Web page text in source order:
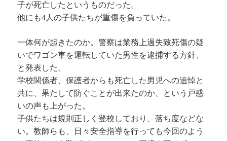
子が死亡したというものだった。
他にも4人の子供たちが重傷を負っていた。
一体何が起きたのか。警察は業務上過失致死傷の疑
いでワゴン車を運転していた男性を逮捕する方針、
と発表した。
学校関係者、保護者からも死亡した男児への追悼と
共に、果たして防ぐことが出来たのか、という戸惑
いの声も上がった。
子供たちは規則正しく登校しており、落ち度などな
い。教師らも、日々安全指導を行っても今回のよう